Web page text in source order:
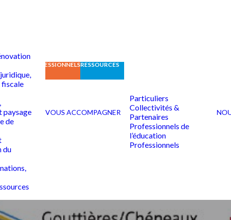
PROFESSIONNELSRESSOURCES
fiscale
paysage
de
du
VOUS ACCOMPAGNER
Particuliers
Collectivités &
Partenaires
Professionnels de
l’éducation
Professionnels